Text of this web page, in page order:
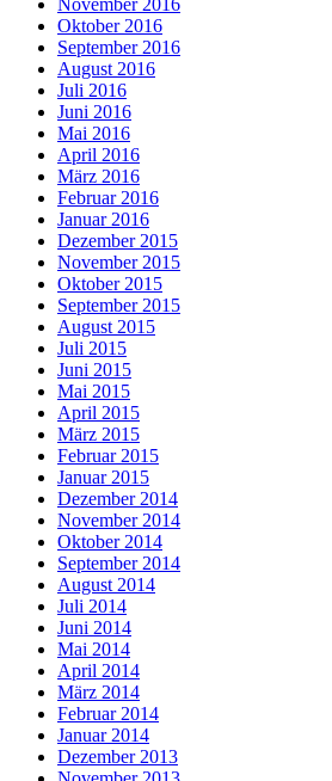
Oktober 2016
September 2016
August 2016
Juli 2016
Juni 2016
Mai 2016
April 2016
März 2016
Februar 2016
Januar 2016
Dezember 2015
November 2015
Oktober 2015
September 2015
August 2015
Juli 2015
Juni 2015
Mai 2015
April 2015
März 2015
Februar 2015
Januar 2015
Dezember 2014
November 2014
Oktober 2014
September 2014
August 2014
Juli 2014
Juni 2014
Mai 2014
April 2014
März 2014
Februar 2014
Januar 2014
Dezember 2013